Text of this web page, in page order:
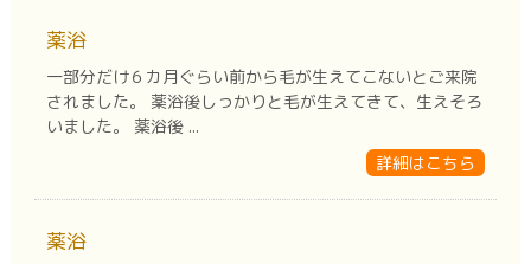
薬浴
一部分だけ６カ月ぐらい前から毛が生えてこないとご来院
されました。 薬浴後しっかりと毛が生えてきて、生えそろ
いました。 薬浴後 ...
詳細はこちら
薬浴